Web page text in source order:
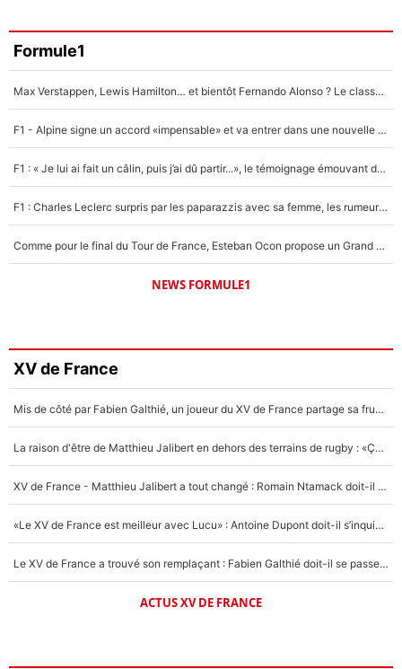
Formule1
Max Verstappen, Lewis Hamilton… et bientôt Fernando Alonso ? Le classement des pilotes les mieux payés en Formule 1 risque de changer !
F1 - Alpine signe un accord «impensable» et va entrer dans une nouvelle dimension : Grande nouvelle pour Pierre Gasly !
F1 : « Je lui ai fait un câlin, puis j’ai dû partir...», le témoignage émouvant de Max Verstappen sur sa fille
F1 : Charles Leclerc surpris par les paparazzis avec sa femme, les rumeurs étaient vraies !
Comme pour le final du Tour de France, Esteban Ocon propose un Grand Prix de Formule 1 à Paris : «Autour de l’Arc de Triomphe, ce serait génial» !
NEWS FORMULE1
XV de France
Mis de côté par Fabien Galthié, un joueur du XV de France partage sa frustration : «ils ne me l’ont pas dit tout de suite»
La raison d'être de Matthieu Jalibert en dehors des terrains de rugby : «Ça m'atteint autant que si tu touches à un membre de ma famille»
XV de France - Matthieu Jalibert a tout changé : Romain Ntamack doit-il s’inquiéter pour sa place à un an de la Coupe du monde ?
«Le XV de France est meilleur avec Lucu» : Antoine Dupont doit-il s’inquiéter pour sa place ?
Le XV de France a trouvé son remplaçant : Fabien Galthié doit-il se passer d'Antoine Dupont ?
ACTUS XV DE FRANCE